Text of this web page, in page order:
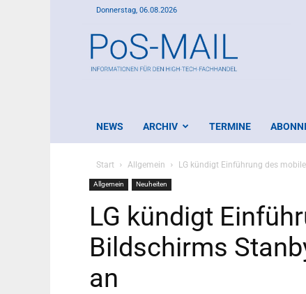
Donnerstag, 06.08.2026
Mail
NEWS ARCHIV TERMINE
Start Allgemein LG kündigt Einführung des
Allgemein Neuheiten
LG kündigt
Bildschirms
an